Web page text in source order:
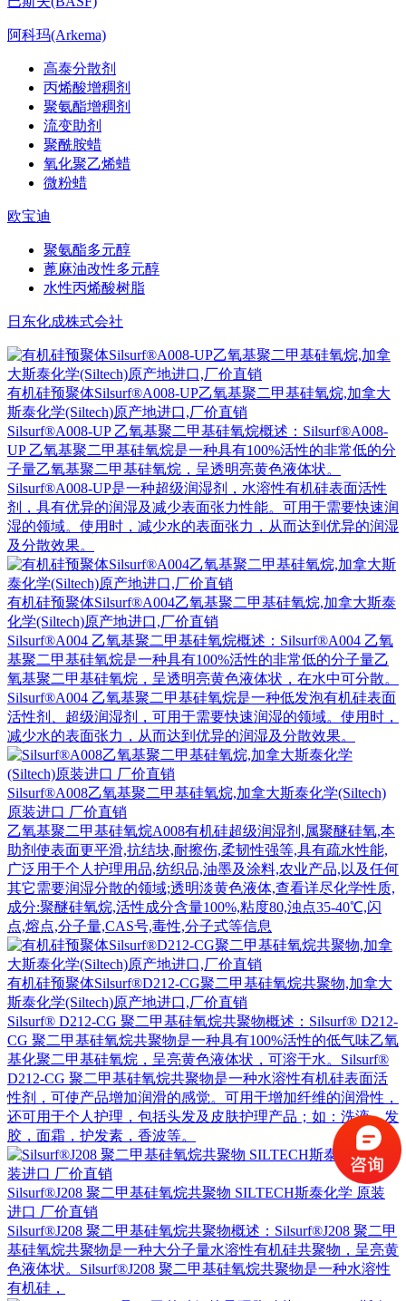
阿科玛(Arkema)
高泰分散剂
丙烯酸增稠剂
聚氨酯增稠剂
流变助剂
聚酰胺蜡
氧化聚乙烯蜡
微粉蜡
欧宝迪
聚氨酯多元醇
蓖麻油改性多元醇
水性丙烯酸树脂
日东化成株式会社
有机硅预聚体Silsurf®A008-UP乙氧基聚二甲基硅氧烷,加拿大
斯泰化学(Siltech)原产地进口,厂价直销
Silsurf®A008-UP 乙氧基聚二甲基硅氧烷概述：Silsurf®A008-
UP 乙氧基聚二甲基硅氧烷是一种具有100%活性的非常低的分
子量乙氧基聚二甲基硅氧烷，呈透明亮黄色液体状。
Silsurf®A008-UP是一种超级润湿剂，水溶性有机硅表面活性
剂，具有优异的润湿及减少表面张力性能。可用于需要快速润
湿的领域。使用时，减少水的表面张力，从而达到优异的润湿
及分散效果。
有机硅预聚体Silsurf®A004乙氧基聚二甲基硅氧烷,加拿大斯泰
化学(Siltech)原产地进口,厂价直销
Silsurf®A004 乙氧基聚二甲基硅氧烷概述：Silsurf®A004 乙氧
基聚二甲基硅氧烷是一种具有100%活性的非常低的分子量乙
氧基聚二甲基硅氧烷，呈透明亮黄色液体状，在水中可分散。
Silsurf®A004 乙氧基聚二甲基硅氧烷是一种低发泡有机硅表面
活性剂、超级润湿剂，可用于需要快速润湿的领域。使用时，
减少水的表面张力，从而达到优异的润湿及分散效果。
Silsurf®A008乙氧基聚二甲基硅氧烷,加拿大斯泰化学(Siltech)
原装进口 厂价直销
乙氧基聚二甲基硅氧烷A008有机硅超级润湿剂,属聚醚硅氧,本
助剂使表面更平滑,抗结块,耐擦伤,柔韧性强等,具有疏水性能,
广泛用于个人护理用品,纺织品,油墨及涂料,农业产品,以及任何
其它需要润湿分散的领域;透明淡黄色液体,查看详尽化学性质,
成分:聚醚硅氧烷,活性成分含量100%,粘度80,浊点35-40℃,闪
点,熔点,分子量,CAS号,毒性,分子式等信息
有机硅预聚体Silsurf®D212-CG聚二甲基硅氧烷共聚物,加拿大
斯泰化学(Siltech)原产地进口,厂价直销
Silsurf® D212-CG 聚二甲基硅氧烷共聚物概述：Silsurf® D212-
CG 聚二甲基硅氧烷共聚物是一种具有100%活性的低气味乙氧
基化聚二甲基硅氧烷，呈亮黄色液体状，可溶于水。Silsurf®
D212-CG 聚二甲基硅氧烷共聚物是一种水溶性有机硅表面活
性剂，可使产品增加润滑的感觉。可用于增加纤维的润滑性，
还可用于个人护理，包括头发及皮肤护理产品；如：洗液，发
胶，面霜，护发素，香波等。
Silsurf®J208 聚二甲基硅氧烷共聚物 SILTECH斯泰化学 原装
进口 厂价直销
Silsurf®J208 聚二甲基硅氧烷共聚物概述：Silsurf®J208 聚二甲
基硅氧烷共聚物是一种大分子量水溶性有机硅共聚物，呈亮黄
色液体状。Silsurf®J208 聚二甲基硅氧烷共聚物是一种水溶性
有机硅，